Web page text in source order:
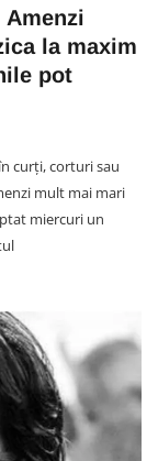
la maxim
pot
curți, corturi sau
mult mai mari
miercuri un